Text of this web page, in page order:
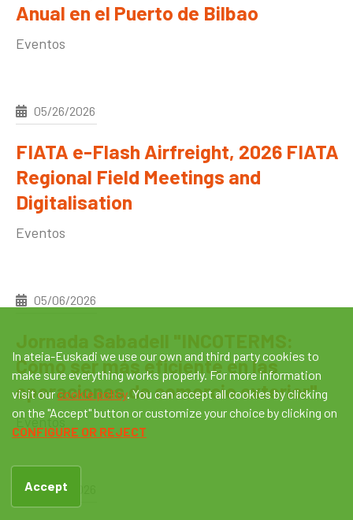
Anual en el Puerto de Bilbao
Eventos
05/26/2026
FIATA e-Flash Airfreight, 2026 FIATA
Regional Field Meetings and
Digitalisation
Eventos
05/06/2026
Cómo ser más eficiente en las
operaciones de comercio exterior"
Eventos
05/06/2026
In ateia-Euskadi we use our own and third party cookies to
make sure everything works properly. For more information
visit ourcookie policy. You can accept all cookies by clicking
on the "Accept" button or customize your choice by clicking on
CONFIGURE OR REJECT
Accept